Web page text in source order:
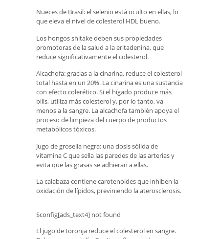
Nueces de Brasil: el selenio está oculto en ellas, lo
que eleva el nivel de colesterol HDL bueno.
Los hongos shitake deben sus propiedades
promotoras de la salud a la eritadenina, que
reduce significativamente el colesterol.
Alcachofa: gracias a la cinarina, reduce el colesterol
total hasta en un 20%. La cinarina es una sustancia
con efecto colerético. Si el hígado produce más
bilis, utiliza más colesterol y, por lo tanto, va
menos a la sangre. La alcachofa también apoya el
proceso de limpieza del cuerpo de productos
metabólicos tóxicos.
Jugo de grosella negra: una dosis sólida de
vitamina C que sella las paredes de las arterias y
evita que las grasas se adhieran a ellas.
La calabaza contiene carotenoides que inhiben la
oxidación de lípidos, previniendo la aterosclerosis.
$config[ads_text4] not found
El jugo de toronja reduce el colesterol en sangre.